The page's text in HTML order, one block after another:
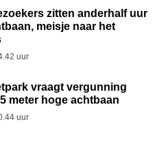
zitten anderhalf uur
meisje naar het
uur
vraagt vergunning
meter hoge achtbaan
uur